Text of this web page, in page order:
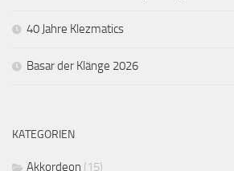
40 Jahre Klezmatics
Basar der Klänge 2026
KATEGORIEN
Akkordeon (15)